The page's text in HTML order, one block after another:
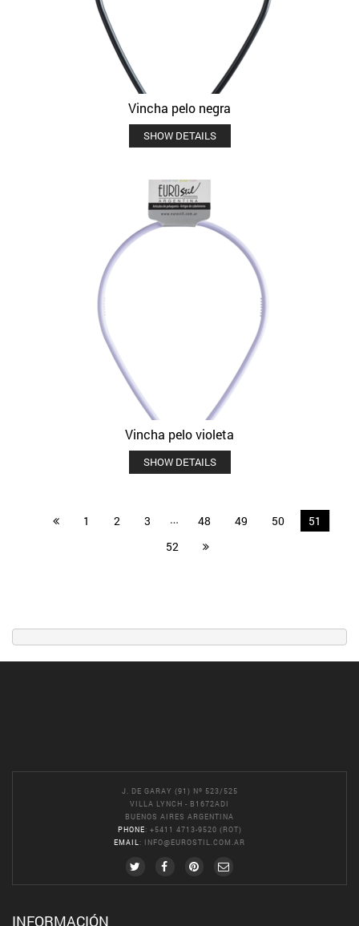
Vincha pelo negra
SHOW DETAILS
Vincha pelo violeta
SHOW DETAILS
1 2 3 … 48 49 50
51
52
J. DE GARAY (91) Nº 523/525
VILLA LYNCH - B1672ADI
BUENOS AIRES ARGENTINA
PHONE: +5411 4713-9520 (ROT)
EMAIL : INFO@EUROSTIL.COM.AR
INFORMACIÓN